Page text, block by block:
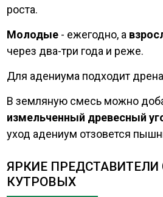
роста.
Молодые- ежегодно, а
через два-три года и реже.
Для адениума подходит
В земляную смесь можно
измельченный древесный
уход адениум отзовется
ЯРКИЕ
КУТРОВЫХ